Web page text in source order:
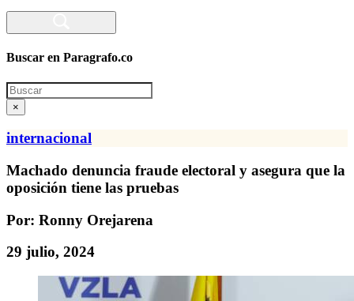
Buscar en Paragrafo.co
Search
×
internacional
Machado denuncia fraude electoral y asegura que la
oposición tiene las pruebas
Por: Ronny Orejarena
29 julio, 2024